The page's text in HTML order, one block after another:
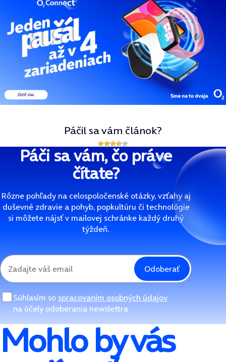
Páčil sa vám článok?
Páči sa vám, čo práve
čítate?
Rôzne pohľady na celospoločenské otázky, vzťahy aj
duševné zdravie a pohyb, popkultúru či technológie
si môžete nájsť v mailovej schránke každý druhý
týždeň.
Odoberať
Súhlasím so spracovaním osobných údajov
na účely odoberania newslettra
Mohlo by vás